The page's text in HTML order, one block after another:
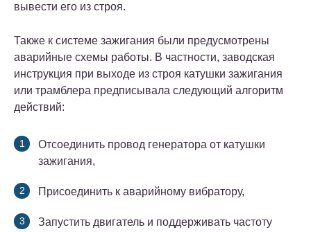
вывести его из строя.
Также к системе зажигания были предусмотрены
аварийные схемы работы. В частности, заводская
инструкция при выходе из строя катушки зажигания
или трамблера предписывала следующий алгоритм
действий:
Отсоединить провод генератора от катушки
зажигания,
Присоединить к аварийному вибратору,
Запустить двигатель и поддерживать частоту